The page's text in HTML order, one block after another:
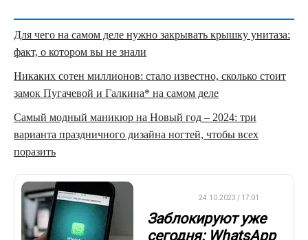
Для чего на самом деле нужно закрывать крышку унитаза:
факт, о котором вы не знали
Никаких сотен миллионов: стало известно, сколько стоит
замок Пугачевой и Галкина* на самом деле
Самый модный маникюр на Новый год – 2024: три
варианта праздничного дизайна ногтей, чтобы всех
поразить
24.10.2023 / 17:01
Заблокируют уже
сегодня: WhatsApp